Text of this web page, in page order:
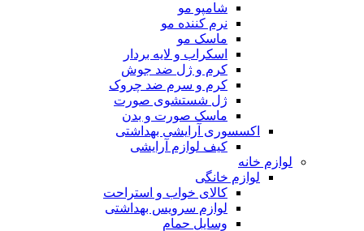
شامپو مو
نرم کننده مو
ماسک مو
اسکراب و لایه بردار
کرم و ژل ضد جوش
کرم و سرم ضد چروک
ژل شستشوی صورت
ماسک صورت و بدن
اکسسوری آرایشی بهداشتی
کیف لوازم آرایشی
لوازم خانه
لوازم خانگی
کالای خواب و استراحت
لوازم سرویس بهداشتی
وسایل حمام